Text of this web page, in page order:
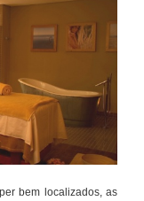
bem localizados, as